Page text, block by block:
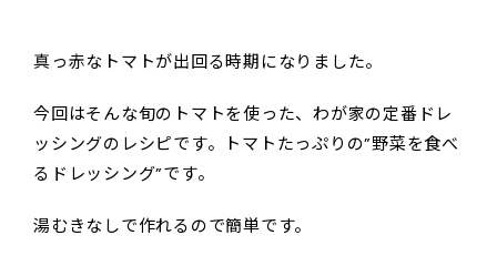
真っ赤なトマトが出回る時期になりました。
今回はそんな旬のトマトを使った、わが家の定番ドレ
ッシングのレシピです。トマトたっぷりの”野菜を食べ
るドレッシング”です。
湯むきなしで作れるので簡単です。